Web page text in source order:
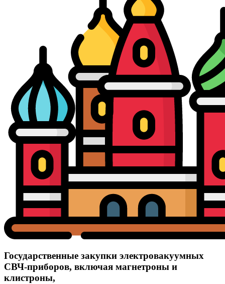
Государственные закупки электровакуумных
СВЧ-приборов, включая магнетроны и
клистроны,